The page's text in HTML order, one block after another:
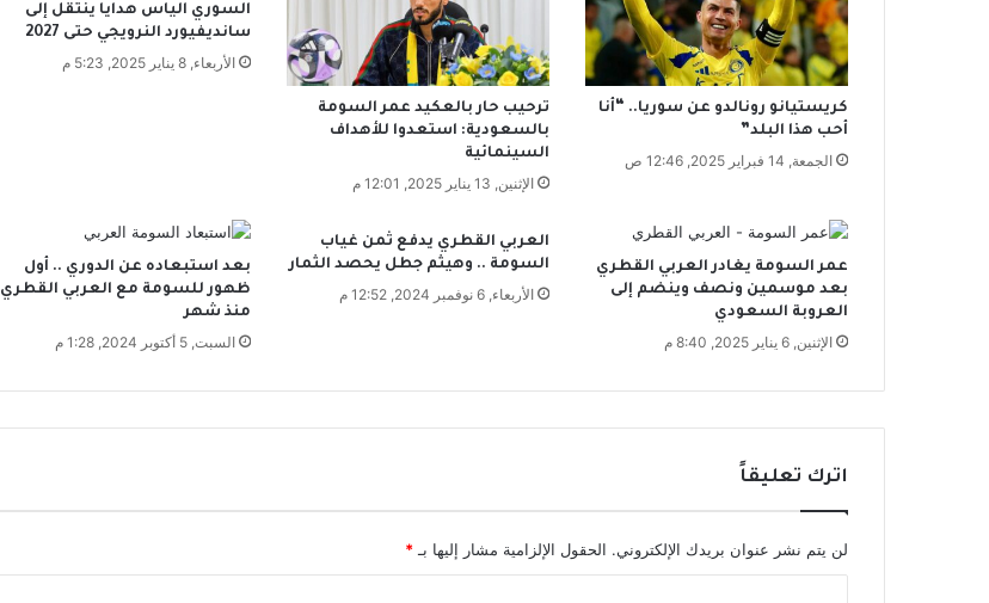
ه
و
ا
ت
ف
ا
ل
م
و
ل
ة
ت
ع
ل
و
ا
ط
ص
م
ة
ا
ل
ل
ي
ك
ي
كريستيانو رونالدو عن سوريا.. “أنا
أحب هذا البلد”
الجمعة, 14 فبراير 2025, 12:46 ص
ترحيب حار بالعكيد عمر السومة
بالسعودية: استعدوا للأهداف
السينمائية
الإثنين, 13 يناير 2025, 12:01 م
السوري الياس هدايا ينتقل إلى
سانديفيورد النرويجي حتى 2027
الأربعاء, 8 يناير 2025, 5:23 م
عمر السومة يغادر العربي القطري
بعد موسمين ونصف وينضم إلى
العروبة السعودي
الإثنين, 6 يناير 2025, 8:40 م
العربي القطري يدفع ثمن غياب
السومة .. وهيثم جطل يحصد الثمار
الأربعاء, 6 نوفمبر 2024, 12:52 م
بعد استبعاده عن الدوري .. أول
ظهور للسومة مع العربي القطري
منذ شهر
السبت, 5 أكتوبر 2024, 1:28 م
اترك تعليقاً
لن يتم نشر عنوان بريدك الإلكتروني. الحقول الإلزامية مشار إليها بـ *